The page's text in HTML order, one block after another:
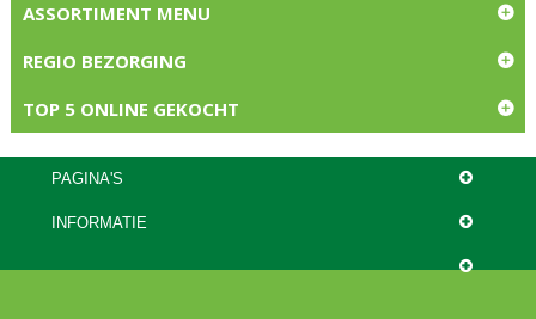
ASSORTIMENT MENU
REGIO BEZORGING
TOP 5 ONLINE GEKOCHT
PAGINA'S
INFORMATIE